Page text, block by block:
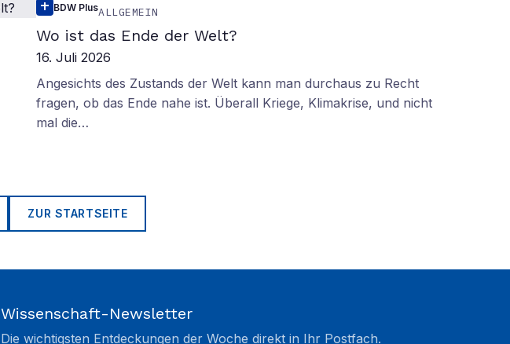
BDW PlusALLGEMEIN
Wo ist das Ende der Welt?
16. Juli 2026
Angesichts des Zustands der Welt kann man durchaus zu Recht
fragen, ob das Ende nahe ist. Überall Kriege, Klimakrise, und nicht
mal die…
ZUR STARTSEITE
Wissenschaft-Newsletter
Die wichtigsten Entdeckungen der Woche direkt in Ihr Postfach.